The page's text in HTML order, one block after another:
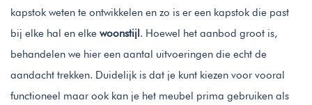
kapstok weten te ontwikkelen en zo is er een kapstok die past
bij elke hal en elke woonstijl. Hoewel het aanbod groot is,
behandelen we hier een aantal uitvoeringen die echt de
aandacht trekken. Duidelijk is dat je kunt kiezen voor vooral
functioneel maar ook kan je het meubel prima gebruiken als